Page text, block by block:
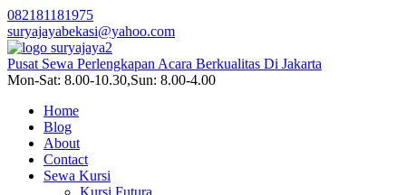
082181181975
suryajayabekasi@yahoo.com
Pusat Sewa Perlengkapan Acara Berkualitas Di Jakarta
Mon-Sat: 8.00-10.30,Sun: 8.00-4.00
Home
Blog
About
Contact
Sewa Kursi
Kursi Futura